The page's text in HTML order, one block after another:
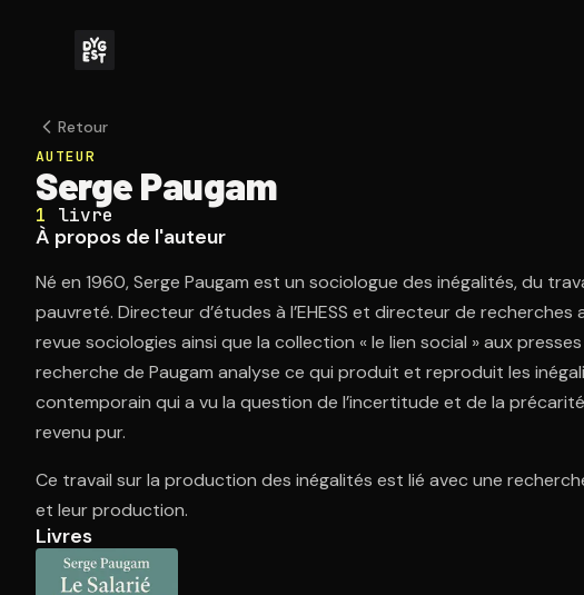
Ouvre l'app Appareil photo, pointe sur le code. C'est gratuit à
Retour
AUTEUR
Serge Paugam
1 livre
À propos de l'auteur
Né en 1960, Serge Paugam est un sociologue des inégalités, du
pauvreté. Directeur d’études à l’EHESS et directeur de recherches
revue sociologies ainsi que la collection « le lien social » aux
recherche de Paugam analyse ce qui produit et reproduit les
contemporain qui a vu la question de l’incertitude et de la
revenu pur.
Ce travail sur la production des inégalités est lié avec une
et leur production.
Livres